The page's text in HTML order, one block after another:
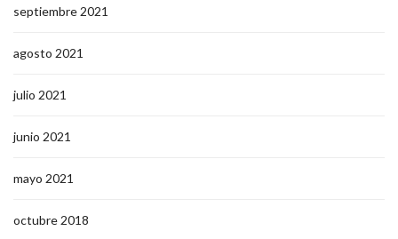
septiembre 2021
agosto 2021
julio 2021
junio 2021
mayo 2021
octubre 2018